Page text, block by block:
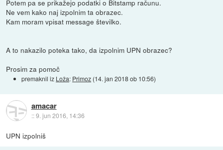
Potem pa se prikažejo podatki o Bitstamp računu.
Ne vem kako naj izpolnim ta obrazec.
Kam moram vpisat message številko.
A to nakazilo poteka tako, da izpolnim UPN obrazec?
Prosim za pomoč
premaknil iz Loža: Primoz (14. jan 2018 ob 10:56)
amacar
::9. jun 2016, 14:36
UPN izpolniš